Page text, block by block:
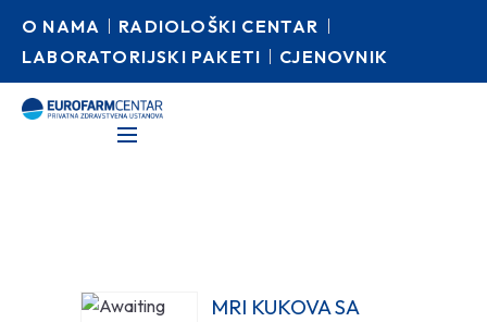
O NAMA
RADIOLOŠKI CENTAR
LABORATORIJSKI PAKETI
CJENOVNIK
MRI KUKOVA SA